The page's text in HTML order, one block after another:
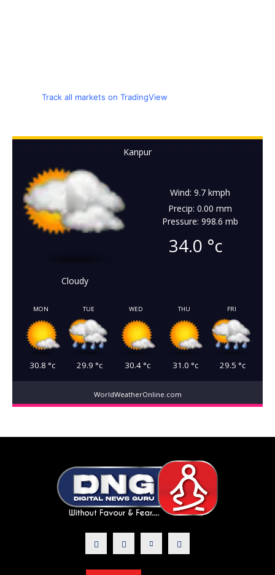
Track all markets on TradingView
Kanpur
Cloudy
Wind: 9.7 kmph
Precip: 0.00 mm
Pressure: 998.6 mb
34.0 °c
MON
30.8 °c
TUE
29.9 °c
WED
30.4°c
THU
31.0 °c
FRI
29.5 °c
WorldWeatherOnline.com